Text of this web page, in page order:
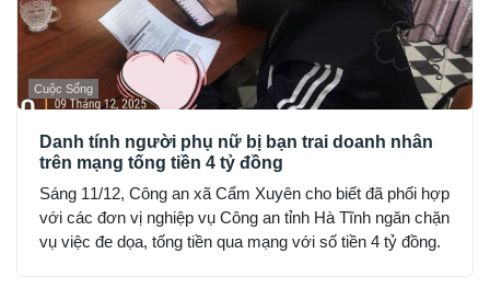
Cuộc Sống
Danh tính người phụ nữ bị bạn trai doanh nhân
trên mạng tống tiền 4 tỷ đồng
Sáng 11/12, Công an xã Cẩm Xuyên cho biết đã phối hợp
với các đơn vị nghiệp vụ Công an tỉnh Hà Tĩnh ngăn chặn
vụ việc đe dọa, tống tiền qua mạng với số tiền 4 tỷ đồng.